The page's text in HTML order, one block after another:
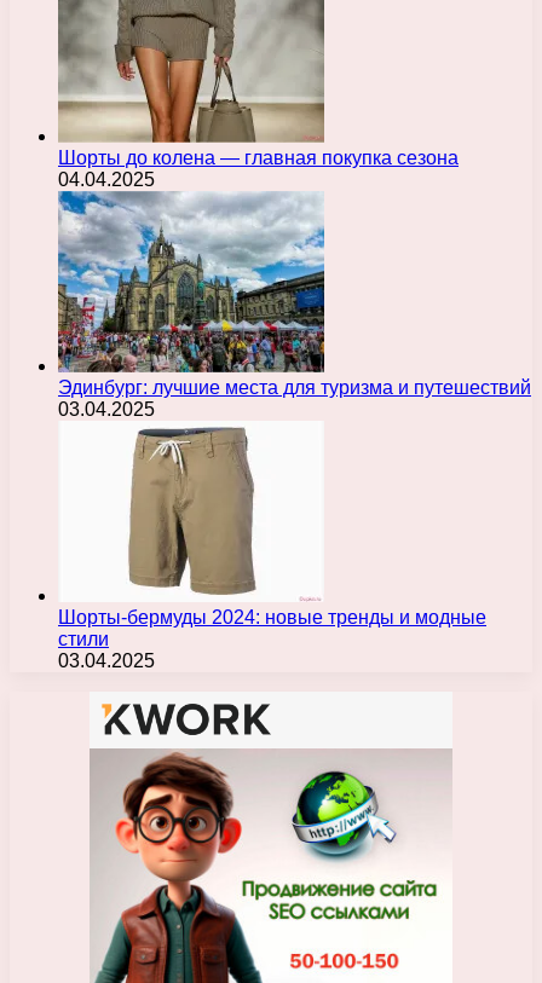
Шорты до колена — главная покупка сезона
04.04.2025
Эдинбург: лучшие места для туризма и путешествий
03.04.2025
Шорты-бермуды 2024: новые тренды и модные
стили
03.04.2025